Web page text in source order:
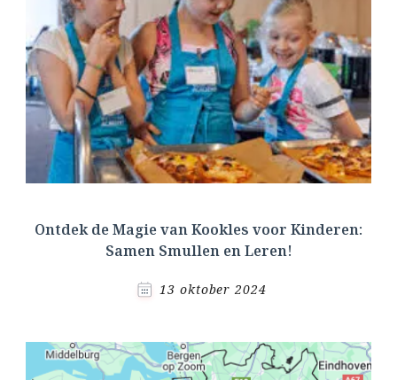
Ontdek de Magie van Kookles voor Kinderen:
Samen Smullen en Leren!
13 oktober 2024